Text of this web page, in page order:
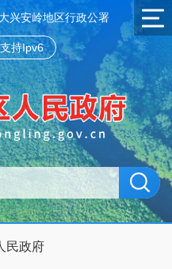
大兴安岭地区行政公署
持Ipv6
民政府